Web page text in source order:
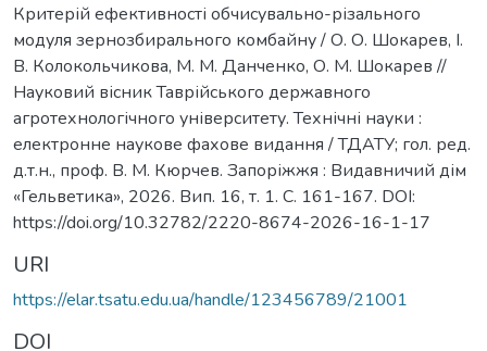
Критерій ефективності обчисувально-різального
модуля зернозбирального комбайну / О. О. Шокарев, І.
В. Колокольчикова, М. М. Данченко, О. М. Шокарев //
Науковий вісник Таврійського державного
агротехнологічного університету. Технічні науки :
електронне наукове фахове видання / ТДАТУ; гол. ред.
д.т.н., проф. В. М. Кюрчев. Запоріжжя : Видавничий дім
«Гельветика», 2026. Вип. 16, т. 1. С. 161-167. DOI:
https://doi.org/10.32782/2220-8674-2026-16-1-17
URI
https://elar.tsatu.edu.ua/handle/123456789/21001
DOI